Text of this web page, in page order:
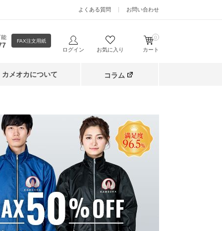
よくある質問 お問い合わせ
能
FAX注文用紙
ログイン お気に入り カート
0
カメオカについて コラム